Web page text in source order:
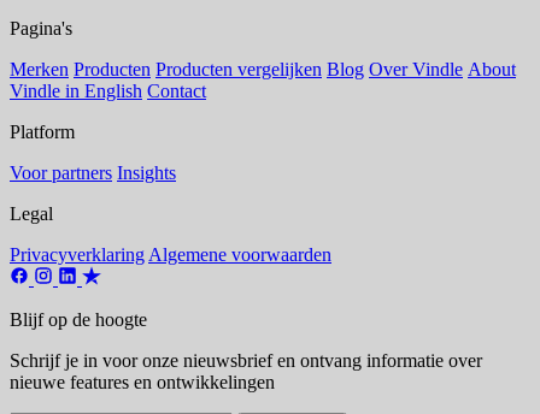
Pagina's
Merken Producten Producten vergelijken Blog Over Vindle About
Vindle in English Contact
Platform
Voor partners Insights
Legal
Privacyverklaring Algemene voorwaarden
Blijf op de hoogte
Schrijf je in voor onze nieuwsbrief en ontvang informatie over
nieuwe features en ontwikkelingen